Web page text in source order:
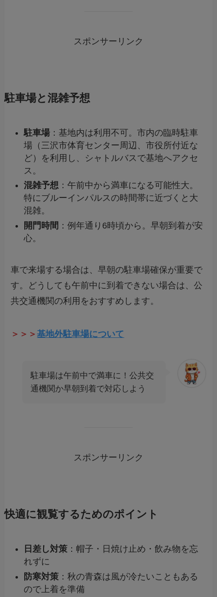
スポンサーリンク
駐車場と混雑予想
駐車場 ：基地内は利用不可。市内の臨時駐車
場（三沢市体育センター周辺、市役所付近な
ど）を利用し、シャトルバスで基地へアクセ
ス。
混雑予想 ：午前中から満車になる可能性大。
特にブルーインパルスの時間帯に近づくと大
混雑。
開門時間 ：例年通り6時頃から。早朝到着が安
心。
車で来場する場合は、早朝の駐車場確保が重要で
す。どうしても午前中に到着できない場合は、公
共交通機関の利用をおすすめします。
＞＞＞基地外駐車場について
駐車場は午前中で満車に！公共交
通機関か早朝到着で対応しよう
スポンサーリンク
快適に観覧するためのポイント
日差し対策 ：帽子・日焼け止め・飲み物を忘
れずに
防寒対策 ：秋の青森は風が冷たいこともある
ので上着を準備